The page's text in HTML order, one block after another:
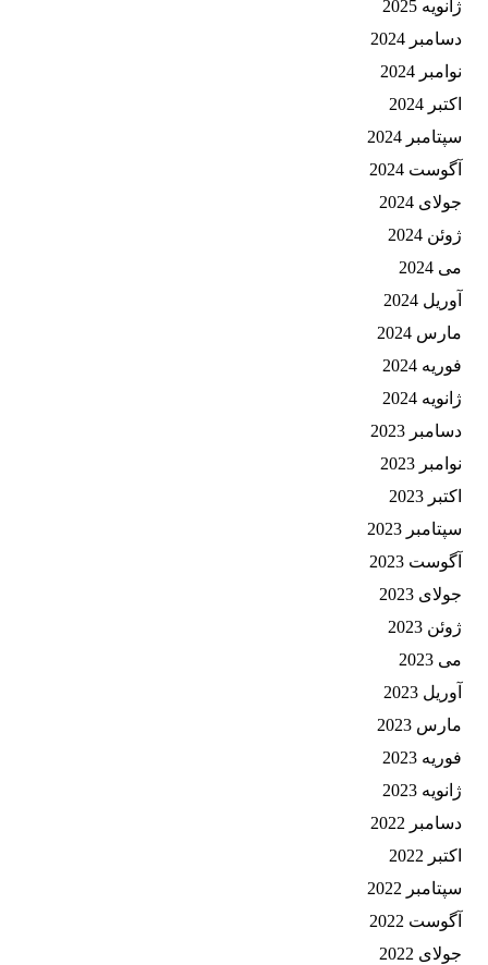
ژانویه 2025
دسامبر 2024
نوامبر 2024
اکتبر 2024
سپتامبر 2024
آگوست 2024
جولای 2024
ژوئن 2024
می 2024
آوریل 2024
مارس 2024
فوریه 2024
ژانویه 2024
دسامبر 2023
نوامبر 2023
اکتبر 2023
سپتامبر 2023
آگوست 2023
جولای 2023
ژوئن 2023
می 2023
آوریل 2023
مارس 2023
فوریه 2023
ژانویه 2023
دسامبر 2022
اکتبر 2022
سپتامبر 2022
آگوست 2022
جولای 2022